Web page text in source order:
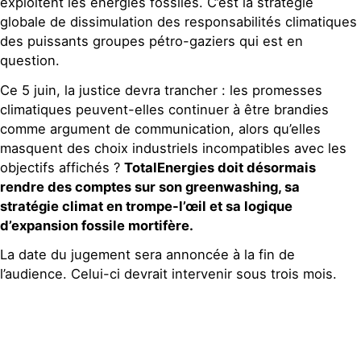
globale de dissimulation des responsabilités climatiques
des puissants groupes pétro-gaziers qui est en
question.
Ce 5 juin, la justice devra trancher : les promesses
climatiques peuvent-elles continuer à être brandies
comme argument de communication, alors qu’elles
masquent des choix industriels incompatibles avec les
objectifs affichés ? TotalEnergies doit désormais
rendre des comptes sur son greenwashing, sa
stratégie climat en trompe-l’œil et sa logique
d’expansion fossile mortifère.
La date du jugement sera annoncée à la fin de
l’audience. Celui-ci devrait intervenir sous trois mois.